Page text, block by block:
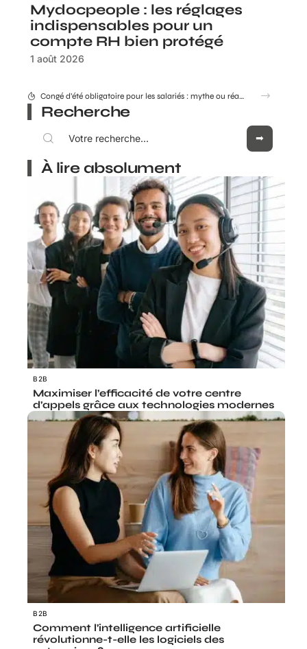
Mydocpeople : les réglages
indispensables pour un
compte RH bien protégé
1 août 2026
Combien coûte réellement le Consultant GEO Adrien Beaujeu en 2026 ?
Recherche
À lire absolument
B2B
Maximiser l’efficacité de votre centre
d’appels grâce aux technologies modernes
B2B
Comment l’intelligence artificielle
révolutionne-t-elle les logiciels des